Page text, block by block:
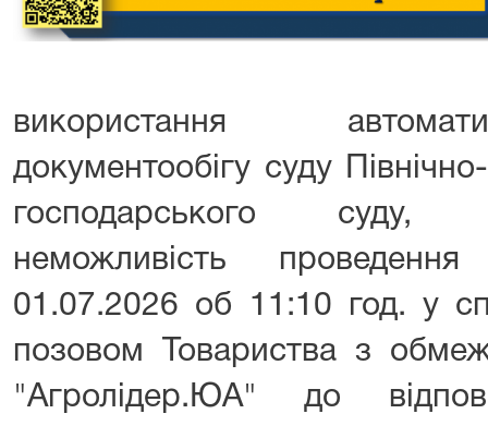
використання
документообігу суду
господарського суду,
неможливість
01.07.2026 об 11:10 год. у
позовом Товариства з
"Агролідер.ЮА" до